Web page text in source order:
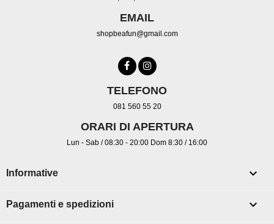
EMAIL
shopbeafun@gmail.com
TELEFONO
081 560 55 20
ORARI DI APERTURA
Lun - Sab / 08:30 - 20:00 Dom 8:30 / 16:00
Informative 
Pagamenti e spedizioni 